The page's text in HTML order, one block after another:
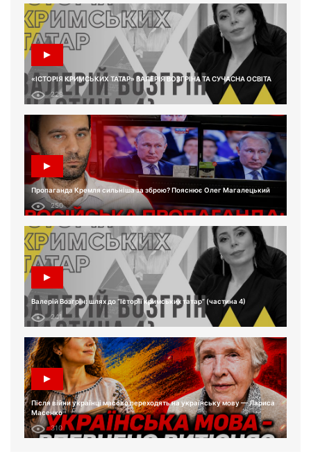
«ІСТОРІЯ КРИМСЬКИХ ТАТАР» ВАЛЕРІЯ ВОЗГРІНА ТА СУЧАСНА ОСВІТА
229
Пропаганда Кремля сильніша за зброю? Пояснює Олег Магалецький
250
Валерій Возгрін: шлях до “Історії кримських татар” (частина 4)
241
Після війни українці масово переходять на українську мову — Лариса
Масенко
310